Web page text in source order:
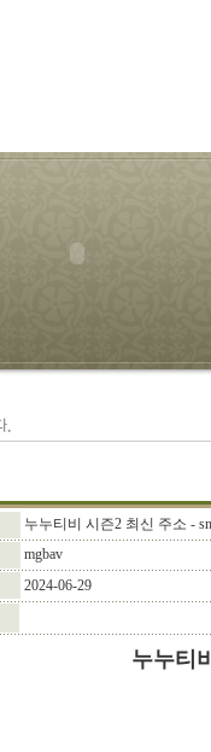
누누티비 시즌2 최신 주소 -
mgbav
2024-06-29
누누티